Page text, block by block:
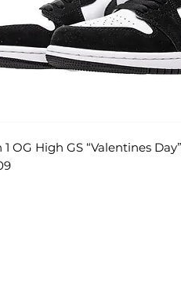
OG High GS “Valentines